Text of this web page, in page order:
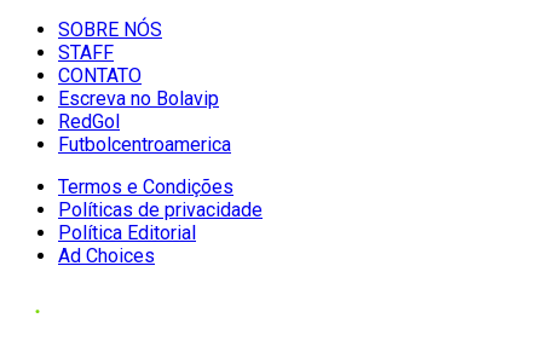
SOBRE NÓS
STAFF
CONTATO
Escreva no Bolavip
RedGol
Futbolcentroamerica
Termos e Condições
Políticas de privacidade
Política Editorial
Ad Choices